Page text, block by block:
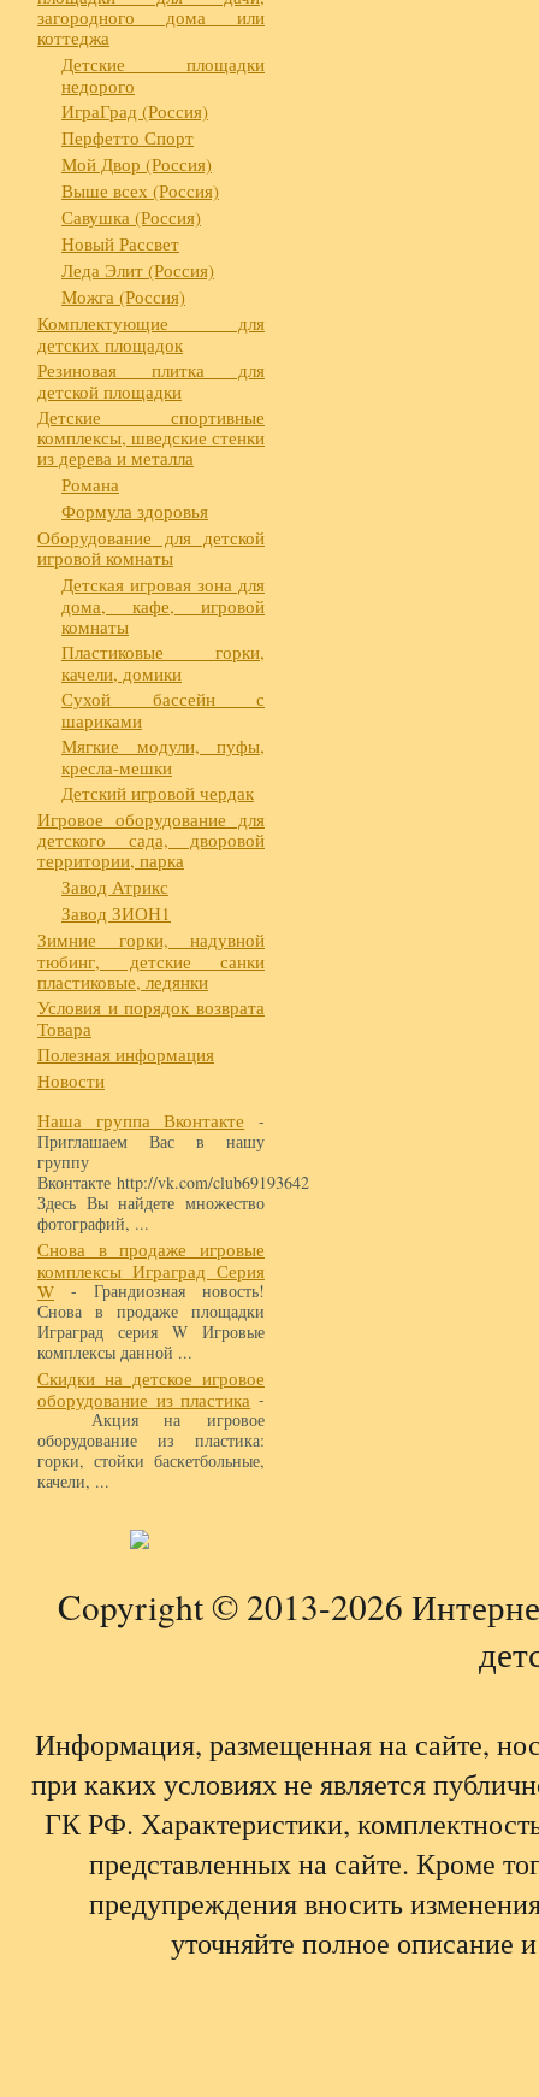
загородного дома или
коттеджа
Детские площадки
недорого
ИграГрад (Россия)
Перфетто Спорт
Мой Двор (Россия)
Выше всех (Россия)
Савушка (Россия)
Новый Рассвет
Леда Элит (Россия)
Можга (Россия)
Комплектующие для
детских площадок
Резиновая плитка для
детской площадки
Детские спортивные
комплексы, шведские стенки
из дерева и металла
Романа
Формула здоровья
Оборудование для детской
игровой комнаты
Детская игровая зона для
дома, кафе, игровой
комнаты
Пластиковые горки,
качели, домики
Сухой бассейн с
шариками
Мягкие модули, пуфы,
кресла-мешки
Детский игровой чердак
Игровое оборудование для
детского сада, дворовой
территории, парка
Завод Атрикс
Завод ЗИОН1
Зимние горки, надувной
тюбинг, детские санки
пластиковые, ледянки
Условия и порядок возврата
Товара
Полезная информация
Новости
Наша группа Вконтакте -
Приглашаем Вас в нашу
группу
Вконтакте http://vk.com/club69193642
Здесь Вы найдете множество
фотографий, ...
Снова в продаже игровые
комплексы Играград Серия
W - Грандиозная новость!
Снова в продаже площадки
Играград серия W Игровые
комплексы данной ...
Скидки на детское игровое
оборудование из пластика -
Акция на игровое
оборудование из пластика:
горки, стойки баскетбольные,
качели, ...
Copyright © 2013-2026
Информация, размещенная на сайте,
при каких условиях не является
ГК РФ. Характеристики,
представленных на сайте. Кроме
предупреждения вносить
уточняйте полное описание